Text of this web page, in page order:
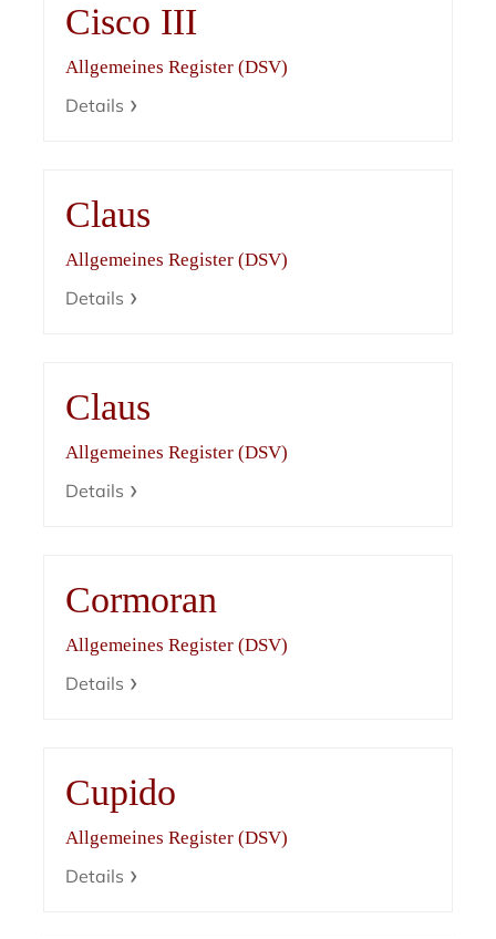
Cisco III
Allgemeines Register (DSV)
Details
Claus
Allgemeines Register (DSV)
Details
Claus
Allgemeines Register (DSV)
Details
Cormoran
Allgemeines Register (DSV)
Details
Cupido
Allgemeines Register (DSV)
Details